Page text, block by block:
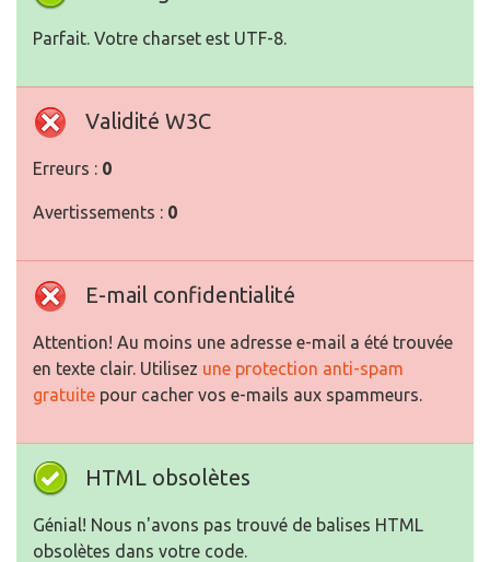
Parfait. Votre charset est UTF-8.
Validité W3C
Erreurs : 0
Avertissements : 0
E-mail confidentialité
Attention! Au moins une adresse e-mail a été trouvée
en texte clair. Utilisez une protection anti-spam
gratuite pour cacher vos e-mails aux spammeurs.
HTML obsolètes
Génial! Nous n'avons pas trouvé de balises HTML
obsolètes dans votre code.